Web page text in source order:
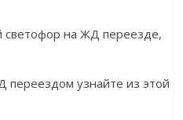
светофор на ЖД переезде,
переездом узнайте из этой